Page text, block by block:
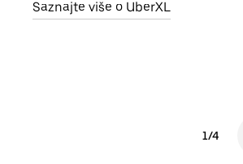
Saznajte više o UberXL
1/4